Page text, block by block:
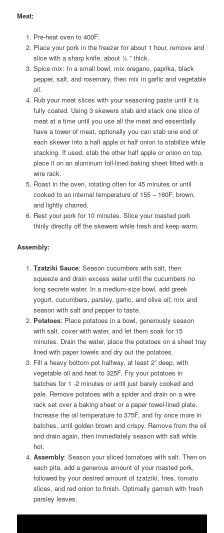
Meat:
Pre-heat oven to 400F.
Place your pork in the freezer for about 1 hour, remove and
slice with a sharp knife, about ½ ” thick.
Spice mix: In a small bowl, mix oregano, paprika, black
pepper, salt, and rosemary, then mix in garlic and vegetable
oil.
Rub your meat slices with your seasoning paste until it is
fully coated. Using 3 skewers stab and stack one slice of
meat at a time until you use all the meat and essentially
have a tower of meat, optionally you can stab one end of
each skewer into a half apple or half onion to stabilize while
stacking. If used, stab the other half apple or onion on top,
place it on an aluminum foil-lined baking sheet fitted with a
wire rack.
Roast in the oven, rotating often for 45 minutes or until
cooked to an internal temperature of 155 – 160F, brown,
and lightly charred.
Rest your pork for 10 minutes. Slice your roasted pork
thinly directly off the skewers while fresh and keep warm.
Assembly:
Tzatziki Sauce: Season cucumbers with salt, then
squeeze and drain excess water until the cucumbers no
long secrete water. In a medium-size bowl, add greek
yogurt, cucumbers, parsley, garlic, and olive oil; mix and
season with salt and pepper to taste.
Potatoes: Place potatoes in a bowl, generously season
with salt, cover with water, and let them soak for 15
minutes. Drain the water, place the potatoes on a sheet tray
lined with paper towels and dry out the potatoes.
Fill a heavy bottom pot halfway, at least 2” deep, with
vegetable oil and heat to 325F. Fry your potatoes in
batches for 1 -2 minutes or until just barely cooked and
pale. Remove potatoes with a spider and drain on a wire
rack set over a baking sheet or a paper towel-lined plate.
Increase the oil temperature to 375F, and fry once more in
batches, until golden brown and crispy. Remove from the oil
and drain again, then immediately season with salt while
hot.
Assembly: Season your sliced tomatoes with salt. Then on
each pita, add a generous amount of your roasted pork,
followed by your desired amount of tzatziki, fries, tomato
slices, and red onion to finish. Optimally garnish with fresh
parsley leaves.